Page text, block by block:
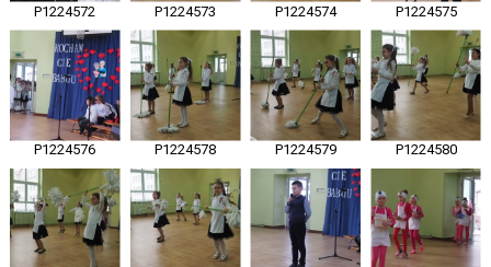
P1224572 P1224573 P1224574 P1224575
P1224576 P1224578 P1224579 P1224580